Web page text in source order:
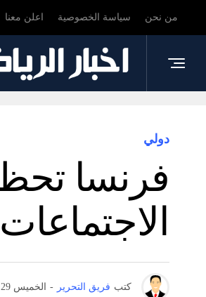
من نحن سياسة الخصوصية اعلن معنا
دولي
فرنسا
كتب فريق التحرير - الخميس 29 يناير 8:49 ص